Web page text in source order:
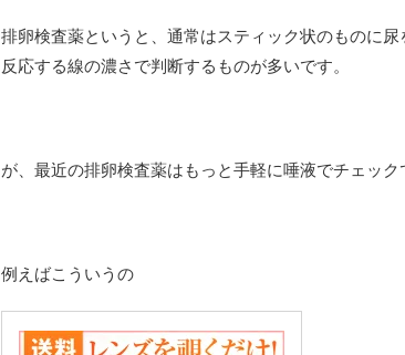
排卵検査薬というと、通常はスティック状のものに尿
反応する線の濃さで判断するものが多いです。
が、最近の排卵検査薬はもっと手軽に唾液でチェック
例えばこういうの